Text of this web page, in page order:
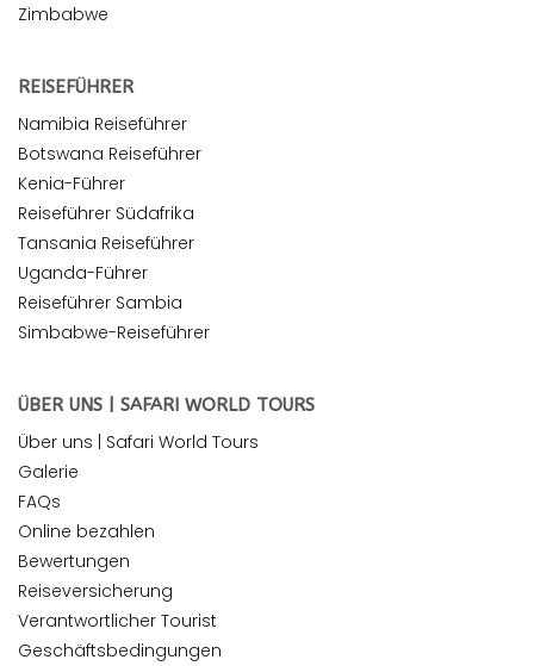
Zimbabwe
REISEFÜHRER
Namibia Reiseführer
Botswana Reiseführer
Kenia-Führer
Reiseführer Südafrika
Tansania Reiseführer
Uganda-Führer
Reiseführer Sambia
Simbabwe-Reiseführer
ÜBER UNS | SAFARI WORLD TOURS
Über uns | Safari World Tours
Galerie
FAQs
Online bezahlen
Bewertungen
Reiseversicherung
Verantwortlicher Tourist
Geschäftsbedingungen